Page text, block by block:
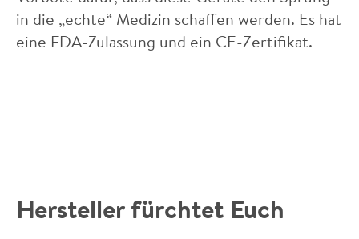
in die „echte“ Medizin schaffen werden. Es hat
eine FDA-Zulassung und ein CE-Zertifikat.
Hersteller fürchtet Euch